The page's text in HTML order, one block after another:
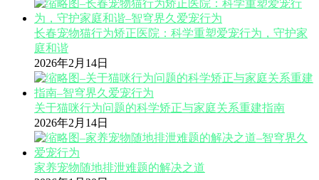
长春宠物猫行为矫正医院：科学重塑爱宠行为，守护家
庭和谐
2026年2月14日
关于猫咪行为问题的科学矫正与家庭关系重建指南
2026年2月14日
家养宠物随地排泄难题的解决之道